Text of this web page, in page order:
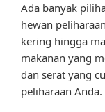
Ada banyak
hewan
kering hingga
makanan yang
dan serat yang
peliharaan Anda.